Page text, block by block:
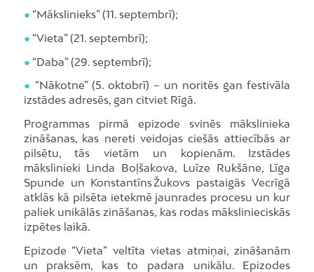
● “Mākslinieks” (11. septembrī);
● “Vieta” (21. septembrī);
● “Daba” (29. septembrī);
● “Nākotne” (5. oktobrī) – un noritēs gan festivāla
izstādes adresēs, gan citviet Rīgā.
Programmas pirmā epizode svinēs mākslinieka
zināšanas, kas nereti veidojas ciešās attiecībās ar
pilsētu, tās vietām un kopienām. Izstādes
mākslinieki Linda Boļšakova, Luīze Rukšāne, Līga
Spunde un Konstantīns Žukovs pastaigās Vecrīgā
atklās kā pilsēta ietekmē jaunrades procesu un kur
paliek unikālās zināšanas, kas rodas mākslinieciskās
izpētes laikā.
Epizode “Vieta” veltīta vietas atmiņai, zināšanām
un praksēm, kas to padara unikālu. Epizodes